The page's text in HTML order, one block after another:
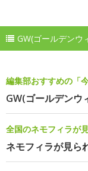
GW(ゴールデンウ
編集部おすすめの「
GW(ゴールデンウ
全国のネモフィラが
ネモフィラが見ら